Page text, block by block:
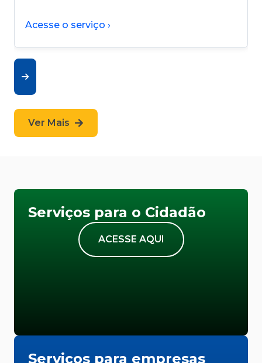
Acesse o serviço ›
Ver Mais
Serviços para o Cidadão
ACESSE AQUI
Serviços para empresas